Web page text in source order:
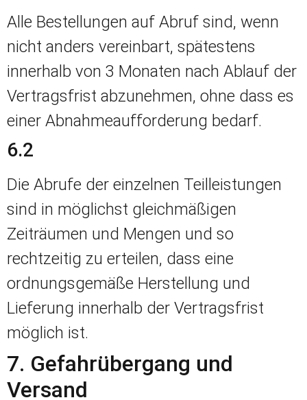
Alle Bestellungen auf Abruf sind, wenn
nicht anders vereinbart, spätestens
innerhalb von 3 Monaten nach Ablauf der
Vertragsfrist abzunehmen, ohne dass es
einer Abnahmeaufforderung bedarf.
6.2
Die Abrufe der einzelnen Teilleistungen
sind in möglichst gleichmäßigen
Zeiträumen und Mengen und so
rechtzeitig zu erteilen, dass eine
ordnungsgemäße Herstellung und
Lieferung innerhalb der Vertragsfrist
möglich ist.
7. Gefahrübergang und
Versand